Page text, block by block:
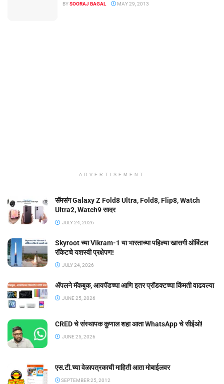
BYSOORAJ BAGAL MAY 29, 2013
ADVERTISEMENT
सॅमसंग Galaxy Z Fold8 Ultra, Fold8, Flip8, Watch
Ultra2, Watch9 सादर
JULY 24, 2026
Skyroot च्या Vikram-1 या भारताच्या पहिल्या खासगी ऑर्बिटल
रॉकेटचे यशस्वी प्रक्षेपण!
JULY 24, 2026
ॲपलने मॅकबुक, आयपॅडच्या आणि इतर प्रॉडक्टच्या किंमती वाढवल्या
JUNE 25, 2026
CRED चे संस्थापक कुणाल शहा आता WhatsApp चे सीईओ!
JUNE 25, 2026
एस.टी.च्या वेळापत्रकाची माहिती आता मोबाईलवर
SEPTEMBER 25, 2012